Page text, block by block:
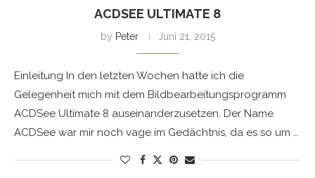
ACDSEE ULTIMATE 8
by Peter Juni 21, 2015
Einleitung In den letzten Wochen hatte ich die
Gelegenheit mich mit dem Bildbearbeitungsprogramm
ACDSee Ultimate 8 auseinanderzusetzen. Der Name
ACDSee war mir noch vage im Gedächtnis, da es so um …